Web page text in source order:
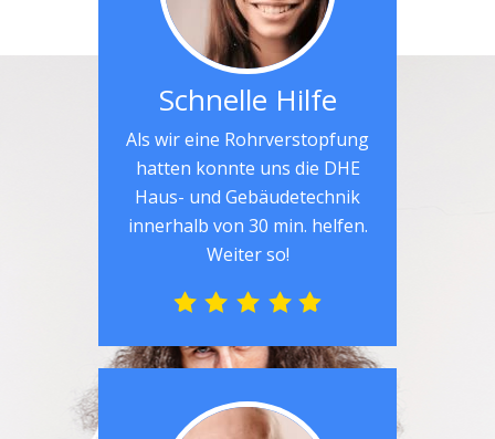
Schnelle Hilfe
Als wir eine Rohrverstopfung
hatten konnte uns die DHE
Haus- und Gebäudetechnik
innerhalb von 30 min. helfen.
Weiter so!